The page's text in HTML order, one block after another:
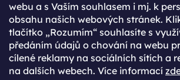
webu a s Vaším souhlasem i mj. k
obsahu našich webových stránek.
tlačítko „Rozumím“ souhlasíte s
předáním údajů o chování na webu
cílené reklamy na sociálních sítích a
na dalších webech. Více informací
Rychlejší nákup díky uloženým údajům
Přehled o stavu objednávky
Kompletní historie objednávek
Speciální akce, novinky a slevy pro